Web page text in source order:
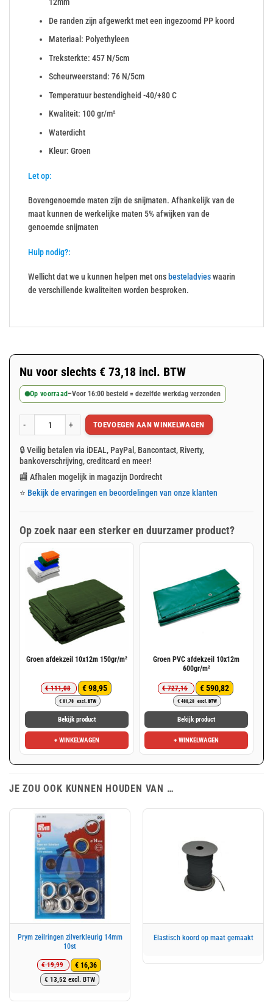
12mm
De randen zijn afgewerkt met een ingezoomd PP koord
Materiaal: Polyethyleen
Treksterkte: 457 N/5cm
Scheurweerstand: 76 N/5cm
Temperatuur bestendigheid -40/+80 C
Kwaliteit: 100 gr/m²
Waterdicht
Kleur: Groen
Let op:
Bovengenoemde maten zijn de snijmaten. Afhankelijk van de
maat kunnen de werkelijke maten 5% afwijken van de
genoemde snijmaten
Hulp nodig?:
Wellicht dat we u kunnen helpen met ons besteladvieswaarin
de verschillende kwaliteiten worden besproken.
Nu voor slechts € 73,18 incl. BTW
Op voorraad –Voor 16:00 besteld = dezelfde werkdag verzonden
Groen afdekzeil 10x12m 100gr/m² aantalTOEVOEGEN AAN WINKELWAGEN
🔒 Veilig betalen via iDEAL, PayPal, Bancontact, Riverty,
bankoverschrijving, creditcard en meer!
🏬 Afhalen mogelijk in magazijn Dordrecht
⭐ Bekijk de ervaringen en beoordelingen van onze klanten
Op zoek naar een sterker en duurzamer product?
Groen afdekzeil 10x12m 150gr/m²
€111,08
Oorspronkelijke
prijs
was:
€ 111,08.
€98,95
Huidige
prijs
is:
€ 98,95.
€81,78 excl. BTW
Bekijk product
+ WINKELWAGEN
Groen PVC afdekzeil 10x12m
600gr/m²
€727,16
Oorspronkelijke
prijs
was:
€ 727,16.
€590,82
Huidige
prijs
is:
€ 590,82.
€488,28 excl. BTW
Bekijk product
+ WINKELWAGEN
JE ZOU OOK KUNNEN HOUDEN VAN …
Prym zeilringen zilverkleurig 14mm
10st
€19,99
Oorspronkelijke
prijs
€ 19,99.
€ 16,36
Huidige
prijs
€ 16,36.
€ 13,52 excl. BTW
Elastisch koord op maat gemaakt